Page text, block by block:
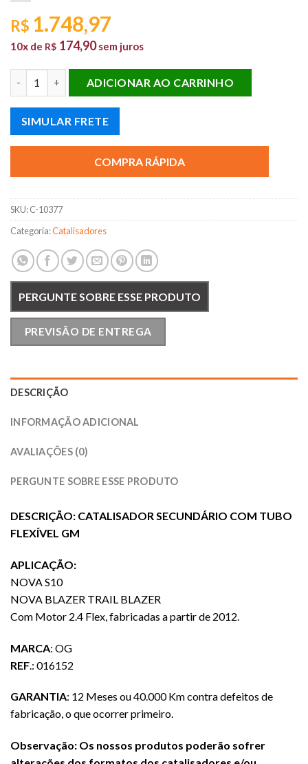
R$ 1.748,97
10x de R$ 174,90 sem juros
ADICIONAR AO CARRINHO
SIMULAR FRETE
COMPRA RÁPIDA
SKU:C-10377
Categoria:Catalisadores
PERGUNTE SOBRE ESSE PRODUTO
PREVISÃO DE ENTREGA
DESCRIÇÃO
INFORMAÇÃO ADICIONAL
AVALIAÇÕES (0)
PERGUNTE SOBRE ESSE PRODUTO
DESCRIÇÃO: CATALISADOR SECUNDÁRIO COM TUBO
FLEXÍVEL GM
APLICAÇÃO:
NOVA S10
NOVA BLAZER TRAIL BLAZER
Com Motor 2.4 Flex, fabricadas a partir de 2012.
MARCA: OG
REF .: 016152
GARANTIA: 12 Meses ou 40.000 Km contra defeitos de
fabricação, o que ocorrer primeiro.
Observação: Os nossos produtos poderão sofrer